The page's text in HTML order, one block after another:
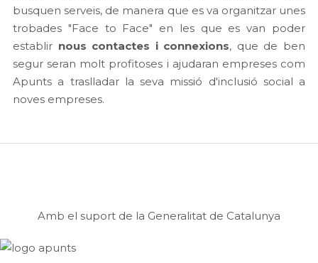
busquen serveis, de manera que es va organitzar unes
trobades "Face to Face" en les que es van poder
establir nous contactes i connexions, que de ben
segur seran molt profitoses i ajudaran empreses com
Apunts a traslladar la seva missió d'inclusió social a
noves empreses.
Amb el suport de la Generalitat de Catalunya